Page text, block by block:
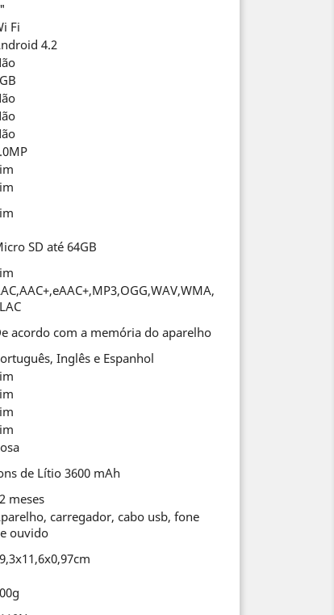
Fi
4.2
SD até 64GB
acordo com a memória do aparelho
Inglês e Espanhol
de Lítio 3600 mAh
meses
carregador, cabo usb, fone
ouvido